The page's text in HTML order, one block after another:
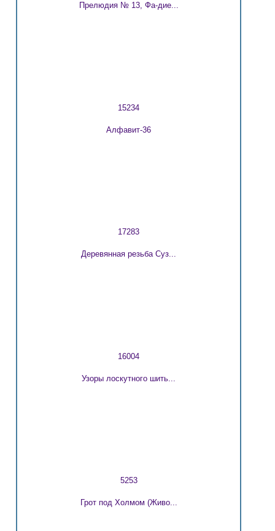
Прелюдия № 13, Фа-дие...
15234
Алфавит-36
17283
Деревянная резьба Суз...
16004
Узоры лоскутного шить...
5253
Грот под Холмом (Живо...